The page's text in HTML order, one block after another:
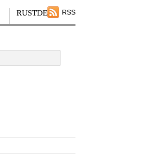
RSS
RUSTDESK